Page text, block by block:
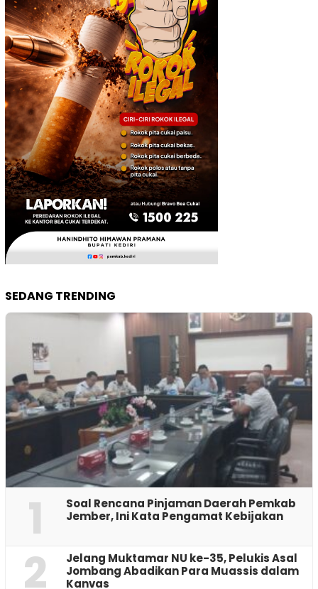
SEDANG TRENDING
1
‎Soal Rencana Pinjaman Daerah Pemkab
Jember, Ini Kata Pengamat Kebijakan ‎
2
Jelang Muktamar NU ke-35, Pelukis Asal
Jombang Abadikan Para Muassis dalam
Kanvas